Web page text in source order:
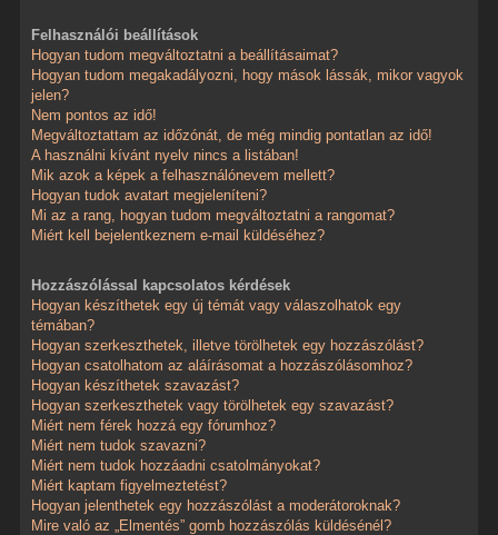
Felhasználói beállítások
Hogyan tudom megváltoztatni a beállításaimat?
Hogyan tudom megakadályozni, hogy mások lássák, mikor vagyok
jelen?
Nem pontos az idő!
Megváltoztattam az időzónát, de még mindig pontatlan az idő!
A használni kívánt nyelv nincs a listában!
Mik azok a képek a felhasználónevem mellett?
Hogyan tudok avatart megjeleníteni?
Mi az a rang, hogyan tudom megváltoztatni a rangomat?
Miért kell bejelentkeznem e-mail küldéséhez?
Hozzászólással kapcsolatos kérdések
Hogyan készíthetek egy új témát vagy válaszolhatok egy
témában?
Hogyan szerkeszthetek, illetve törölhetek egy hozzászólást?
Hogyan csatolhatom az aláírásomat a hozzászólásomhoz?
Hogyan készíthetek szavazást?
Hogyan szerkeszthetek vagy törölhetek egy szavazást?
Miért nem férek hozzá egy fórumhoz?
Miért nem tudok szavazni?
Miért nem tudok hozzáadni csatolmányokat?
Miért kaptam figyelmeztetést?
Hogyan jelenthetek egy hozzászólást a moderátoroknak?
Mire való az „Elmentés” gomb hozzászólás küldésénél?